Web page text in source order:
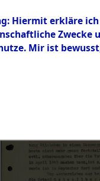
Hiermit erkläre
Mir ist